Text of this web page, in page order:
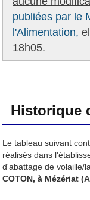
publiées par le
l'Alimentation,
18h05.
Historique
Le tableau suivant
réalisés dans
d'abattage de volaille/
COTON, à Mézériat